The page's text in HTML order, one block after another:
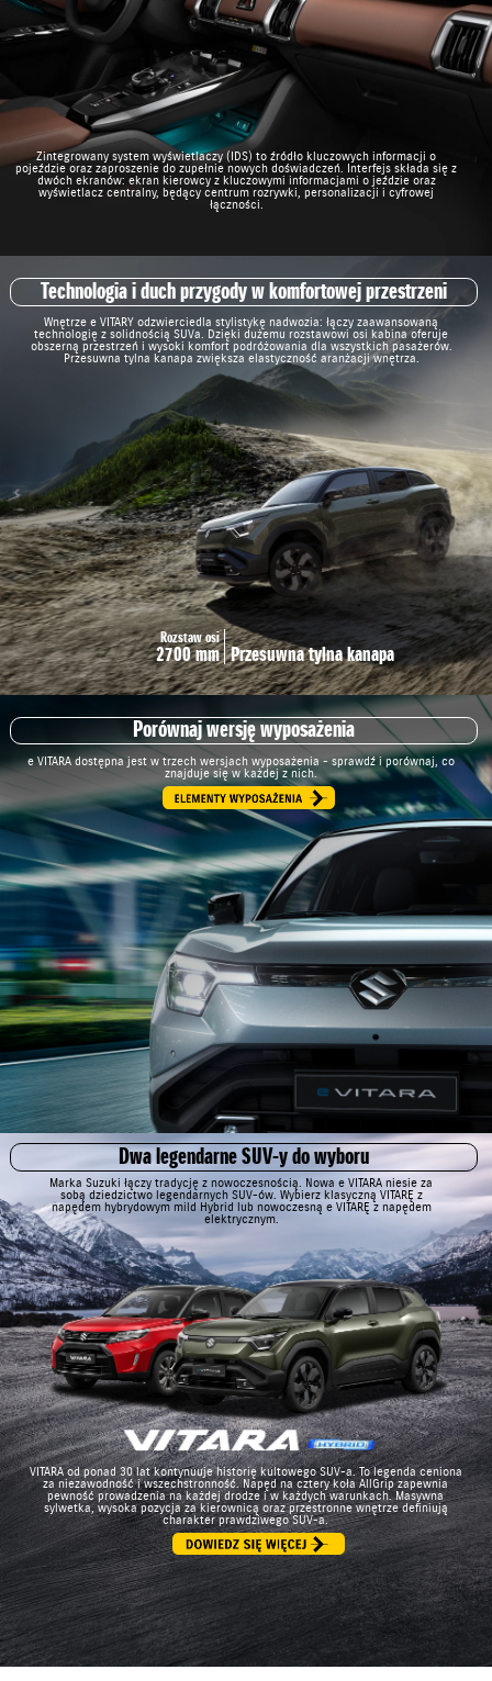
Zintegrowany system wyświetlaczy (IDS) to źródło kluczowych informacji o
pojeździe oraz zaproszenie do zupełnie nowych doświadczeń. Interfejs składa się z
dwóch ekranów: ekran kierowcy z kluczowymi informacjami o jeździe oraz
wyświetlacz centralny, będący centrum rozrywki, personalizacji i cyfrowej
łączności.
Technologia i duch przygody w komfortowej przestrzeni
Wnętrze e VITARY odzwierciedla stylistykę nadwozia: łączy zaawansowaną
technologię z solidnością SUVa. Dzięki dużemu rozstawowi osi kabina oferuje
obszerną przestrzeń i wysoki komfort podróżowania dla wszystkich pasażerów.
Przesuwna tylna kanapa zwiększa elastyczność aranżacji wnętrza.
Rozstaw osi
2700 mm Przesuwna tylna kanapa
Porównaj wersję wyposażenia
e VITARA dostępna jest w trzech wersjach wyposażenia - sprawdź i porównaj, co
znajduje się w każdej z nich.
Dwa legendarne SUV-y do wyboru
VITARA od ponad 30 lat kontynuuje historię kultowego SUV-a. To legenda ceniona
za niezawodność i wszechstronność. Napęd na cztery koła AllGrip zapewnia
pewność prowadzenia na każdej drodze i w każdych warunkach. Masywna
sylwetka, wysoka pozycja za kierownicą oraz przestronne wnętrze definiują
charakter prawdziwego SUV-a.
Marka Suzuki łączy tradycję z nowoczesnością. Nowa e VITARA niesie za
sobą dziedzictwo legendarnych SUV-ów. Wybierz klasyczną VITARĘ z
napędem hybrydowym mild Hybrid lub nowoczesną e VITARĘ z napędem
elektrycznym.